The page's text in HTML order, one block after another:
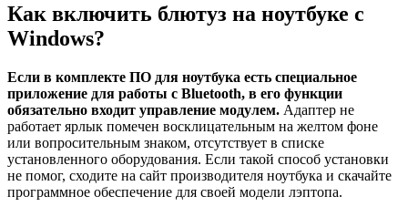
Как включить блютуз на ноутбуке с
Windows?
Если в комплекте ПО для ноутбука есть специальное
приложение для работы с Bluetooth, в его функции
обязательно входит управление модулем. Адаптер не
работает ярлык помечен восклицательным на желтом фоне
или вопросительным знаком, отсутствует в списке
установленного оборудования. Если такой способ установки
не помог, сходите на сайт производителя ноутбука и скачайте
программное обеспечение для своей модели лэптопа.